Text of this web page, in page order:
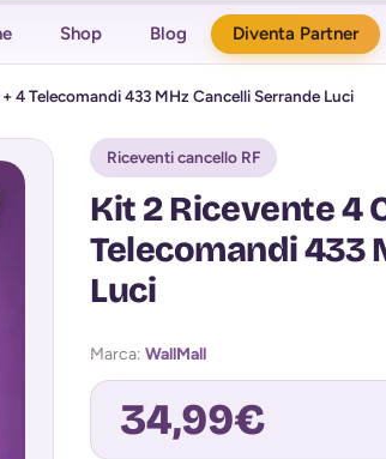
Shop Blog Diventa Partner
4 Telecomandi 433 MHz Cancelli Serrande Luci
Riceventi cancello RF
Kit 2 Ricevente 4
Telecomandi 433
Luci
Marca: WallMall
34,99€